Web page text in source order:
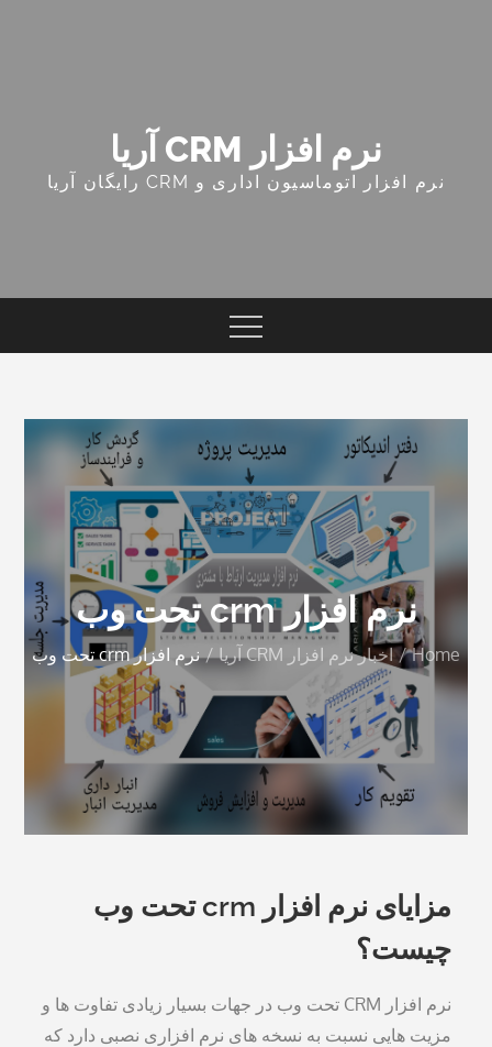
نرم افزار CRM آریا
نرم افزار اتوماسیون اداری و CRM رایگان آریا
نرم افزار crm تحت وب
Home اخبار نرم افزار CRM آریا نرم افزار crm تحت وب
مزایای نرم افزار crm تحت وب
چیست؟
نرم افزار CRM تحت وب در جهات بسیار زیادی تفاوت ها و
مزیت هایی نسبت به نسخه های نرم افزاری نصبی دارد که